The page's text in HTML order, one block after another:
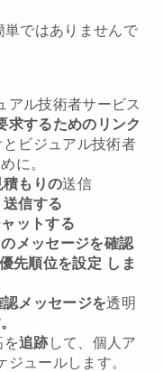
ではありませんで
アル技術者サービス
求するためのリンク
ビジュアル技術者
に。
積もりの送信
送信する
ットする
メッセージを確認
先順位を設定 しま
認メッセージを透明
を追跡 して、個人ア
ュールします。